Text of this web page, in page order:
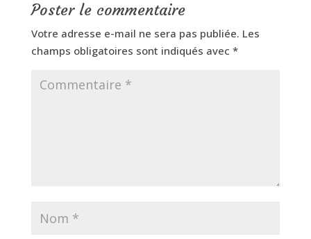
Poster le commentaire
Votre adresse e-mail ne sera pas publiée. Les
champs obligatoires sont indiqués avec *